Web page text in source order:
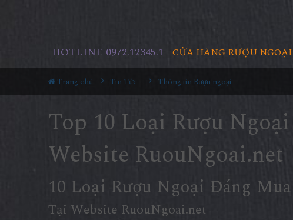
CỬA HÀNG RƯỢU NGOẠI
HOTLINE 0972.12345.1
Trang chủ Tin Tức Thông tin Rượu ngoại
Top 10 Loại Rượu
Website RuouNgoai.net
10 Loại Rượu Ngoại Đáng
Tại Website RuouNgoai.net